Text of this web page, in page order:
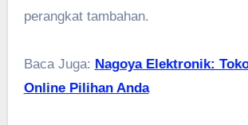
perangkat tambahan.
Baca Juga: Nagoya Elektronik:
Online Pilihan Anda